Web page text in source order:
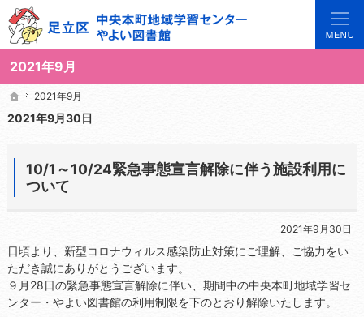
2021年9月
3世代で楽しめる地域のひろば。当サイトでは地域の講座や施設をご案内しています。
足立区中央本町地域学習センターや図書館の総合案内サイト
ホーム
2021年9月
2021年9月30日
10/1～10/24緊急事態宣言解除に伴う施設利用に
ついて
2021年9月30日
日頃より、新型コロナウィルス感染防止対策にご理解、ご協力をい
ただき誠にありがとうございます。
９月28日の緊急事態宣言解除に伴い、期間中の中央本町地域学習セ
ンター・やよい図書館の利用制限を下のとおり解除いたします。
ホーム
2021年9月